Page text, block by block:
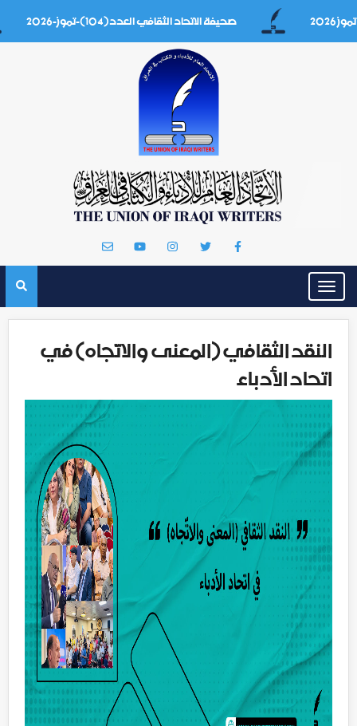
صحيفة الاتحاد الثقافي العدد(104)-تموز-2026
Toggle
navigation
النقد الثقافي (المعنى والاتّجاه) في
اتحاد الأدباء